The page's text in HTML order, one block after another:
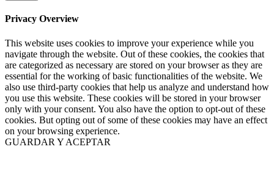
Privacy Overview
This website uses cookies to improve your experience while you
navigate through the website. Out of these cookies, the cookies that
are categorized as necessary are stored on your browser as they are
essential for the working of basic functionalities of the website. We
also use third-party cookies that help us analyze and understand how
you use this website. These cookies will be stored in your browser
only with your consent. You also have the option to opt-out of these
cookies. But opting out of some of these cookies may have an effect
on your browsing experience.
GUARDAR Y ACEPTAR